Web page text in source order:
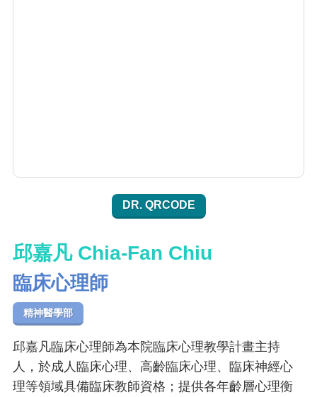
DR. QRCODE
邱嘉凡 Chia-Fan Chiu
臨床心理師
精神醫學部
邱嘉凡臨床心理師為本院臨床心理教學計畫主持
人，於成人臨床心理、高齡臨床心理、臨床神經心
理等領域具備臨床教師資格；提供各年齡層心理衡